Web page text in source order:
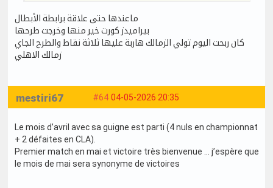
ماعندها حتى علاقة برابطة الأبطال
بيراميدز كورت خير منها وخرجت طرحها
كان ربحت اليوم تولي الزمالك هاربة عليها ثلاثة نقاط والطرح الجاي
زمالك الاهلي
#64 04-05-2026 20:35
mestiri67
Le mois d’avril avec sa guigne est parti (4 nuls en championnat
+ 2 défaites en CLA).
Premier match en mai et victoire très bienvenue … j’espère que
le mois de mai sera synonyme de victoires